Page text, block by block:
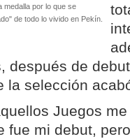
medalla por lo que se
de todo lo vivido en Pekín.
después de
la selección
Juegos
fue mi debut,